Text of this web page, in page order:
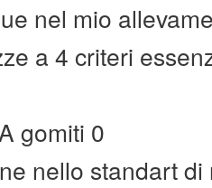
nel mio
a 4 criteri
gomiti 0
nello standart di